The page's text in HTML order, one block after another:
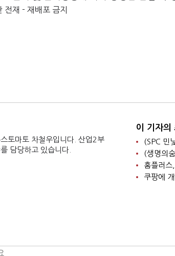
재 - 재배포 금지
토마토 차철우입니다. 산업2부
담당하고 있습니다.
이 기자의
(생명의
홈플러
쿠팡에